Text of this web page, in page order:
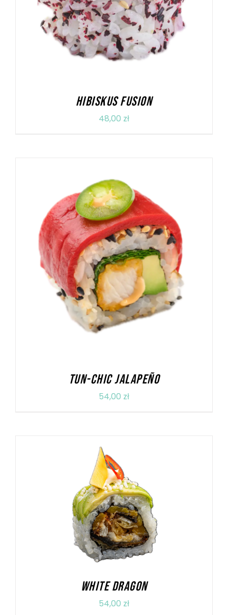
HIBISKUS FUSION
48,00 zł
DODAJ DO KOSZYKA / SZCZEGÓŁY
TUN-CHIC JALAPEÑO
54,00 zł
DODAJ DO KOSZYKA / SZCZEGÓŁY
WHITE DRAGON
54,00 zł